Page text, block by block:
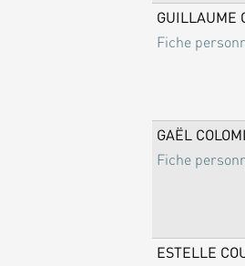
GUILLAUME
Fiche
GAËL
Fiche
ESTELLE